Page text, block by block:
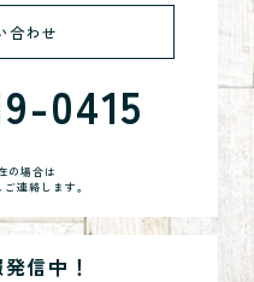
合わせ
0415
の場合は
連絡します。
信中！